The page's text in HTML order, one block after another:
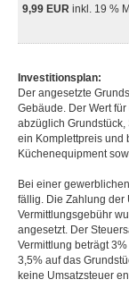
9,99 EUR inkl. 19 %
Investitionsplan:
Der angesetzte
Gebäude. Der Wert
abzüglich
ein Komplettpreis und
Küchenequipment
Bei einer
fällig. Die Zahlung der
Vermittlungsgebühr
angesetzt. Der
Vermittlung beträgt
3,5% auf das
keine Umsatzsteuer